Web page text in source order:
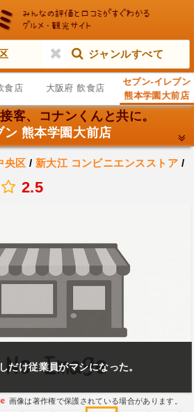
ジャンルすべて
食店 大阪府 飲食店
セブン-イレブン
熊本学園大前店
客、コナンくんと共に。
ン 熊本学園大前店
央区 / 新大江 コンビニエンスストア /
2.5
だけ従業員がマシになった。
画像は著作権で保護されている場合があります。